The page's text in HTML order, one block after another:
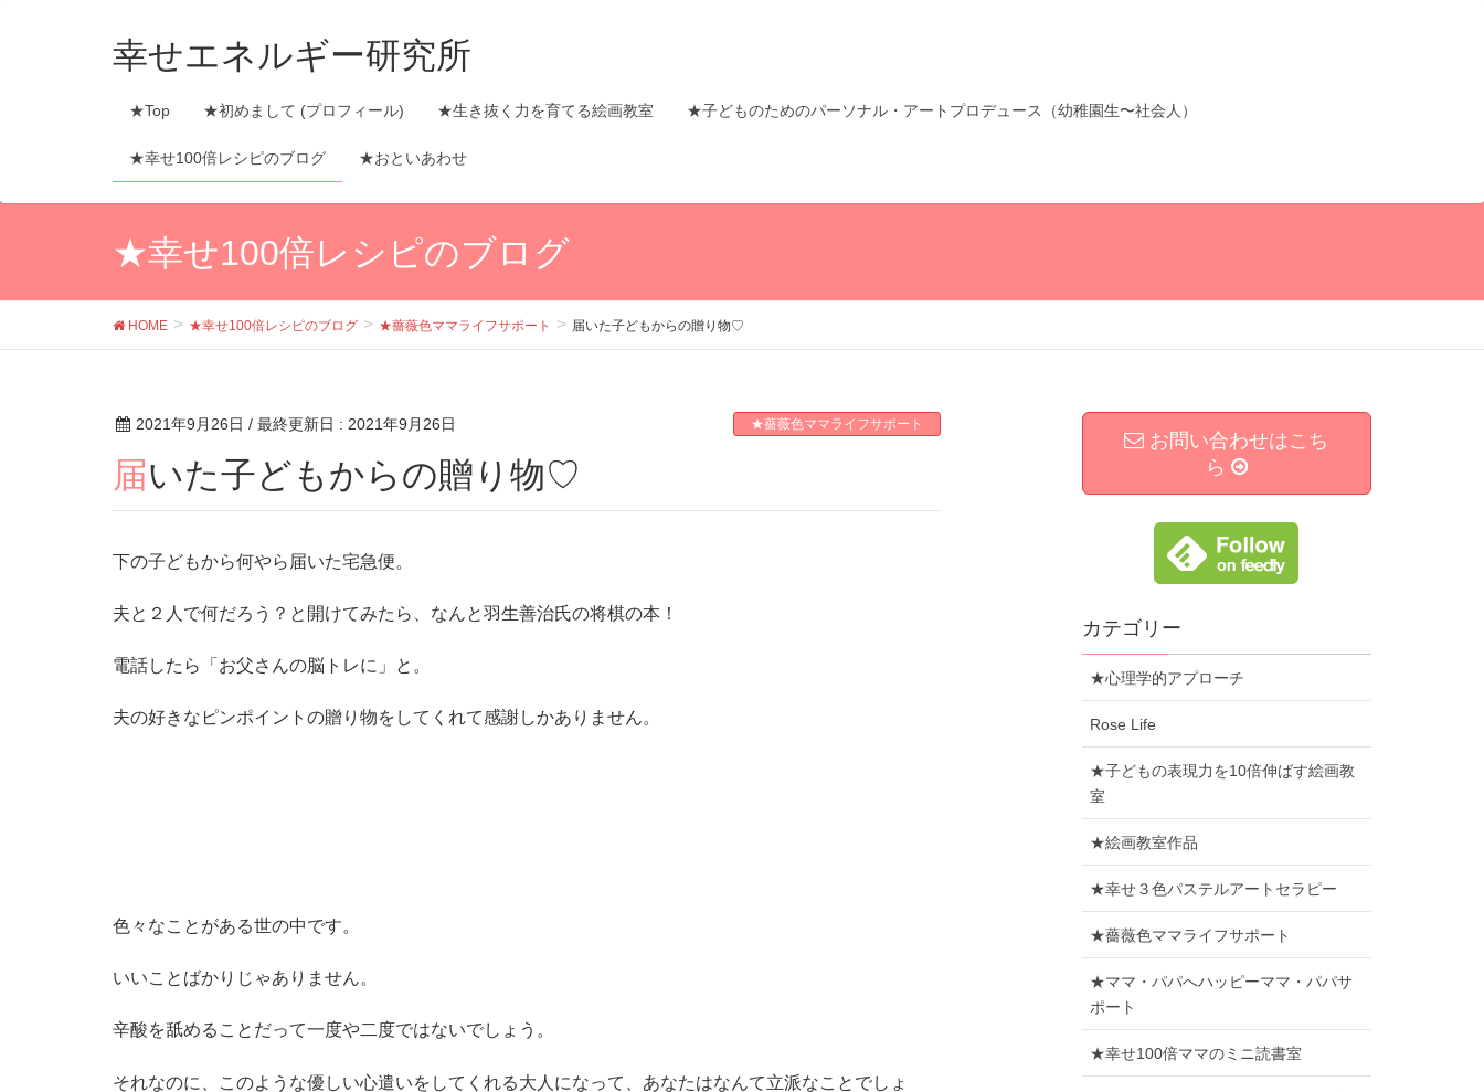
幸せエネルギー研究所
★Top ★初めまして (プロフィール) ★生き抜く力を育てる絵画教室 ★子どものためのパーソナル・アートプロデュース（幼稚園生〜社会人）
★幸せ100倍レシピのブログ ★おといあわせ
★幸せ100倍レシピのブログ
HOME ★幸せ100倍レシピのブログ ★薔薇色ママライフサポート 届いた子どもからの贈り物♡
2021年9月26日 / 最終更新日 : 2021年9月26日 ★薔薇色ママライフサポート
届いた子どもからの贈り物♡
下の子どもから何やら届いた宅急便。
夫と２人で何だろう？と開けてみたら、なんと羽生善治氏の将棋の本！
電話したら「お父さんの脳トレに」と。
夫の好きなピンポイントの贈り物をしてくれて感謝しかありません。
色々なことがある世の中です。
いいことばかりじゃありません。
辛酸を舐めることだって一度や二度ではないでしょう。
それなのに、このような優しい心遣いをしてくれる大人になって、あなたはなんて立派なことでしょ
お問い合わせはこち
ら
カテゴリー
★心理学的アプローチ
Rose Life
★子どもの表現力を10倍伸ばす絵画教
室
★絵画教室作品
★幸せ３色パステルアートセラピー
★薔薇色ママライフサポート
★ママ・パパへハッピーママ・パパサ
ポート
★幸せ100倍ママのミニ読書室